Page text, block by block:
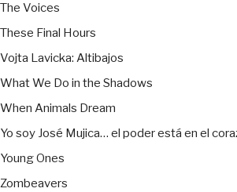
The Voices
These Final Hours
Vojta Lavicka: Altibajos
What We Do in the Shadows
When Animals Dream
Yo soy José Mujica… el poder está en el
Young Ones
Zombeavers